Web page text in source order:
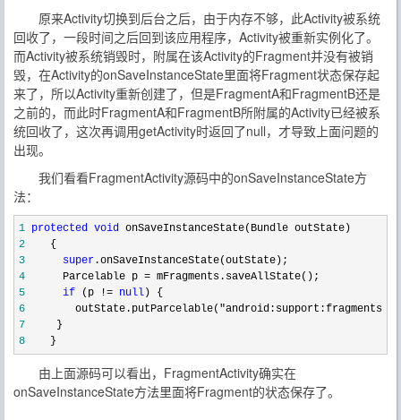
原来Activity切换到后台之后，由于内存不够，此Activity被系统
回收了，一段时间之后回到该应用程序，Activity被重新实例化了。
而Activity被系统销毁时，附属在该Activity的Fragment并没有被销
毁，在Activity的onSaveInstanceState里面将Fragment状态保存起
来了，所以Activity重新创建了，但是FragmentA和FragmentB还是
之前的，而此时FragmentA和FragmentB所附属的Activity已经被系
统回收了，这次再调用getActivity时返回了null，才导致上面问题的
出现。
我们看看FragmentActivity源码中的onSaveInstanceState方
法：
1 protected void
2
3
super
4
      Parcelable p =
5
if (p != null
6
        outState.putParcelable("android:support:fragments"
7
8
    }
由上面源码可以看出，FragmentActivity确实在
onSaveInstanceState方法里面将Fragment的状态保存了。